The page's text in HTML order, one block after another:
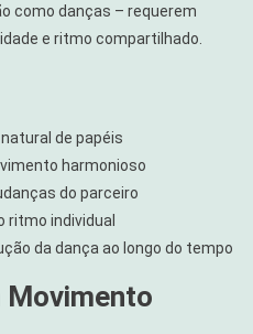
como danças – requerem
e ritmo compartilhado.
de papéis
harmonioso
do parceiro
ritmo individual
da dança ao longo do tempo
Movimento